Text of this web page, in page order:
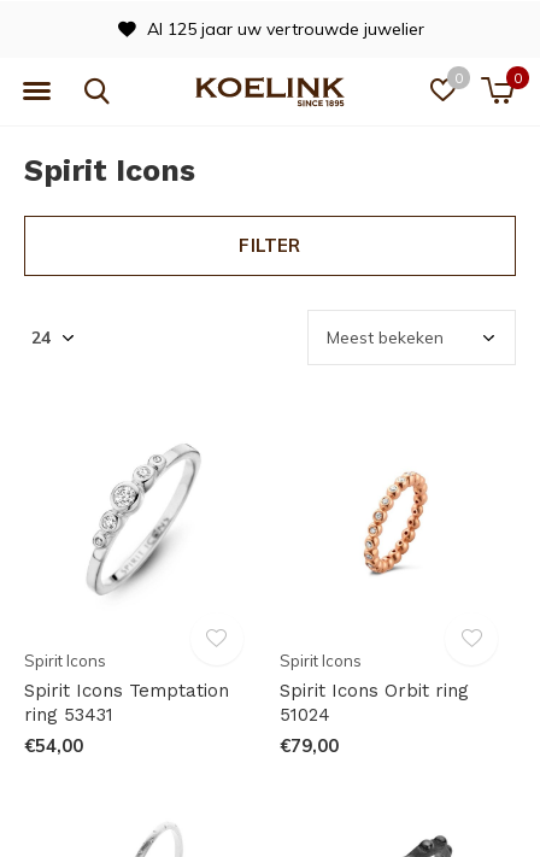
0 0
Al 125 jaar uw vertrouwde juwelier
Spirit Icons
FILTER
Spirit Icons
Spirit Icons Temptation
ring 53431
€54,00
Spirit Icons
Spirit Icons Orbit ring
51024
€79,00